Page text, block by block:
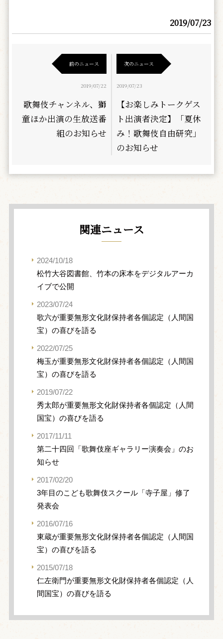
2019/07/23
前のニュース
2019/07/22
歌舞伎チャンネル、獅
童ほか出演の生放送番
組のお知らせ
次のニュース
2019/07/23
【お楽しみトークゲス
ト出演者決定】「夏休
み！歌舞伎自由研究」
のお知らせ
関連ニュース
2024/10/18
松竹大谷図書館、竹本の床本をデジタルアーカ
イブで公開
2023/07/24
歌六が重要無形文化財保持者各個認定（人間国
宝）の喜びを語る
2022/07/25
梅玉が重要無形文化財保持者各個認定（人間国
宝）の喜びを語る
2019/07/22
秀太郎が重要無形文化財保持者各個認定（人間
国宝）の喜びを語る
2017/11/11
第二十四回「歌舞伎座ギャラリー演奏会」のお
知らせ
2017/02/20
3年目のこども歌舞伎スクール「寺子屋」修了
発表会
2016/07/16
東蔵が重要無形文化財保持者各個認定（人間国
宝）の喜びを語る
2015/07/18
仁左衛門が重要無形文化財保持者各個認定（人
間国宝）の喜びを語る